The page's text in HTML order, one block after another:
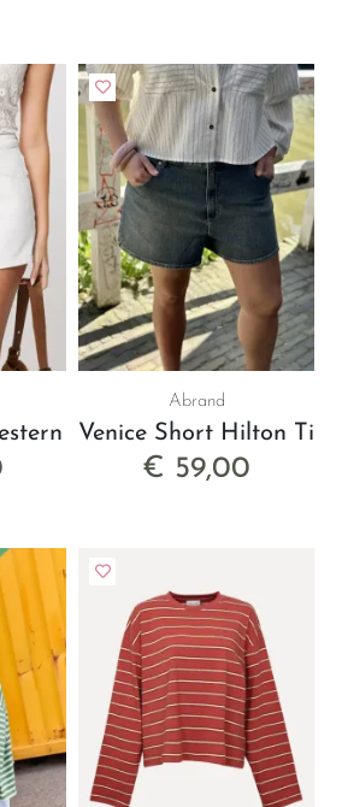
Abrand
Venice Short Hilton Tint
€ 59,00